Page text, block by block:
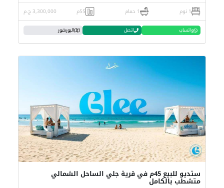
1 نوم 1 حمام 55م 3,300,000 ج.م
واتساب اتصل البورشور
ستديو للبيع 45م في قرية جلي الساحل الشمالي
متشطب بالكامل